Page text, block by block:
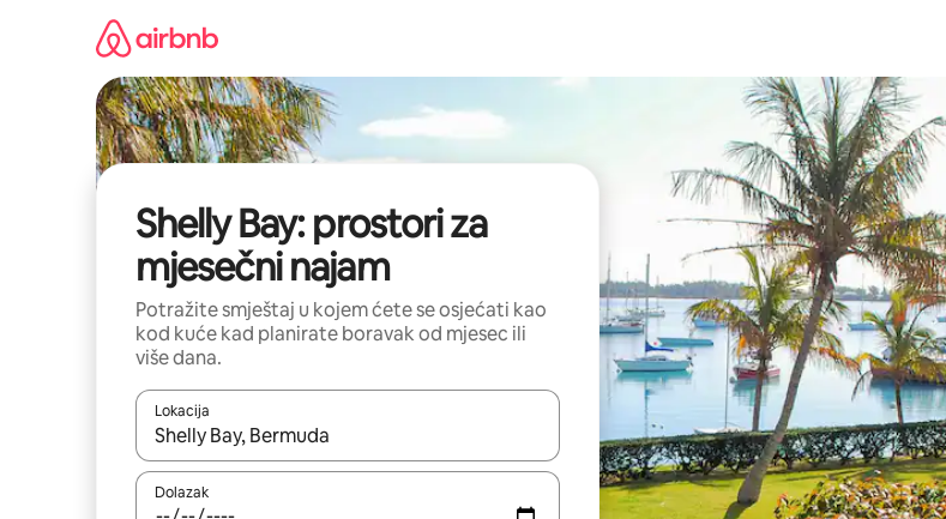
Shelly Bay: prostori za
mjesečni najam
Potražite smještaj u kojem ćete se osjećati kao
kod kuće kad planirate boravak od mjesec ili
više dana.
Lokacija
Kada budu dostupni rezultati, moći ćete ih pregledati koristeći se strelicama prema gore i prema
Dolazak